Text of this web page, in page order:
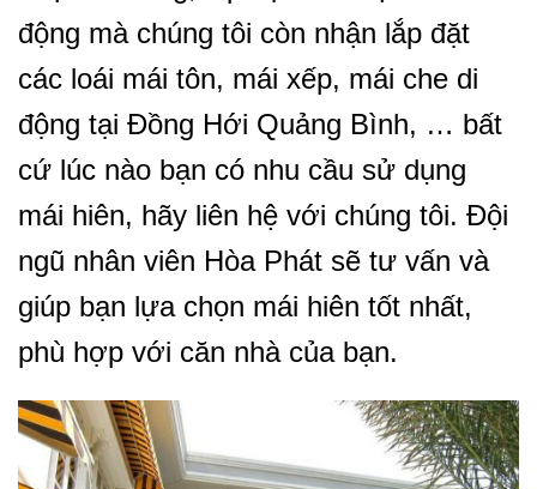
động mà chúng tôi còn nhận lắp đặt
các loái mái tôn, mái xếp, mái che di
động tại Đồng Hới Quảng Bình, … bất
cứ lúc nào bạn có nhu cầu sử dụng
mái hiên, hãy liên hệ với chúng tôi. Đội
ngũ nhân viên Hòa Phát sẽ tư vấn và
giúp bạn lựa chọn mái hiên tốt nhất,
phù hợp với căn nhà của bạn.